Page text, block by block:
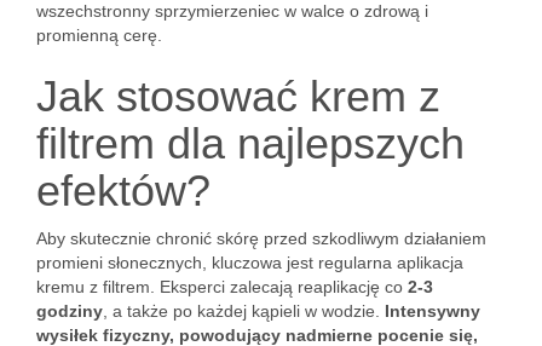
wszechstronny sprzymierzeniec w walce o zdrową i
promienną cerę.
Jak stosować krem z
filtrem dla najlepszych
efektów?
Aby skutecznie chronić skórę przed szkodliwym działaniem
promieni słonecznych, kluczowa jest regularna aplikacja
kremu z filtrem. Eksperci zalecają reaplikację co 2-3
godziny , a także po każdej kąpieli w wodzie. Intensywny
wysiłek fizyczny, powodujący nadmierne pocenie się,